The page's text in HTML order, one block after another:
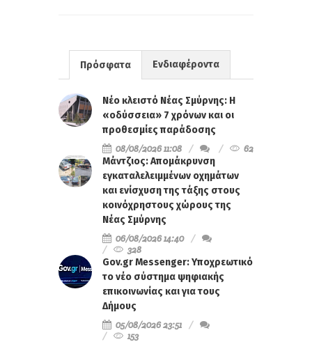
Πρόσφατα Ενδιαφέροντα
Νέο κλειστό Νέας Σμύρνης: Η
«οδύσσεια» 7 χρόνων και οι
προθεσμίες παράδοσης
08/08/2026 11:08
62
Μάντζιος: Απομάκρυνση
εγκαταλελειμμένων οχημάτων
και ενίσχυση της τάξης στους
κοινόχρηστους χώρους της
Νέας Σμύρνης
06/08/2026 14:40
328
Gov.gr Messenger: Υποχρεωτικό
το νέο σύστημα ψηφιακής
επικοινωνίας και για τους
Δήμους
05/08/2026 23:51
153